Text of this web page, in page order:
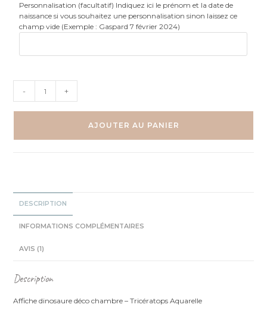
Personnalisation (facultatif) Indiquez ici le prénom et la date de
naissance si vous souhaitez une personnalisation sinon laissez ce
champ vide (Exemple : Gaspard 7 février 2024)
Dinosaure
- +
AJOUTER AU PANIER
DESCRIPTION
INFORMATIONS COMPLÉMENTAIRES
AVIS (1)
Description
Affiche dinosaure déco chambre – Tricératops Aquarelle